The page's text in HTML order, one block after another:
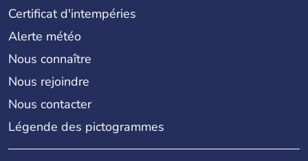
Certificat d'intempéries
Alerte météo
Nous connaître
Nous rejoindre
Nous contacter
Légende des pictogrammes